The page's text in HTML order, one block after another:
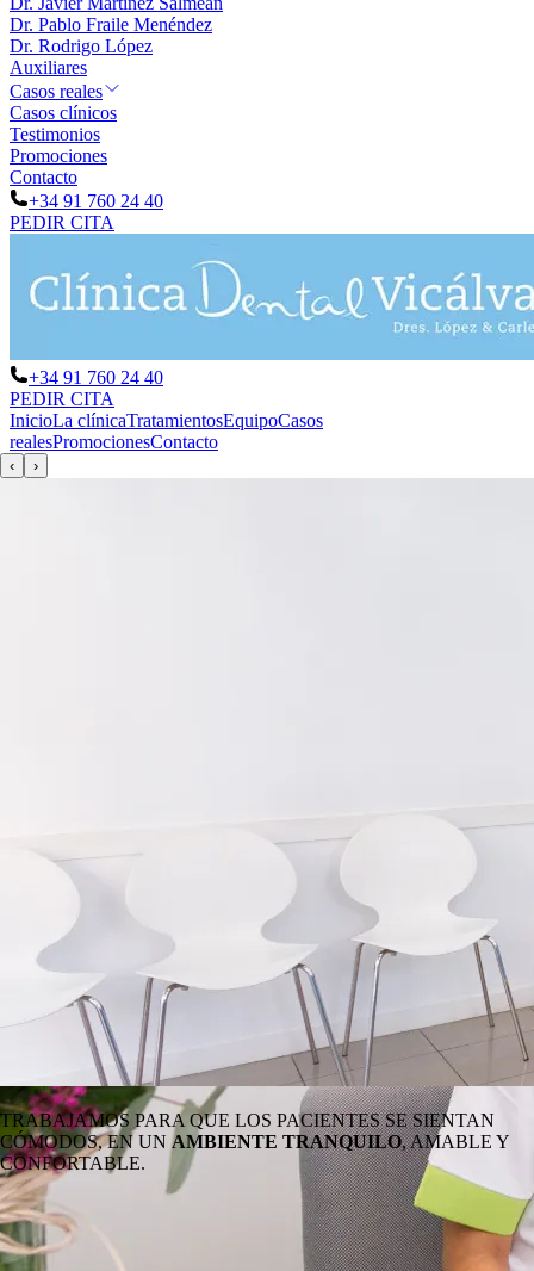
Dr. Pablo Fraile Menéndez
Dr. Rodrigo López
Auxiliares
Casos reales
Casos clínicos
Testimonios
Promociones
Contacto
+34 91 760 24 40
PEDIR CITA
+34 91 760 24 40
PEDIR CITA
InicioLa clínicaTratamientosEquipoCasos
realesPromocionesContacto
‹ ›
TRABAJAMOS PARA QUE LOS PACIENTES SE SIENTAN
CÓMODOS, EN UN AMBIENTE TRANQUILO, AMABLE Y
CONFORTABLE.